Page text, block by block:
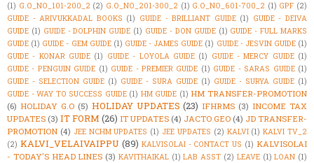
(1) G.O_NO_101-200_2 (2) G.O_NO_201-300_2 (1) G.O_NO_601-700_2 (1) GPF (2)
GUIDE - ARIVUKKADAL BOOKS (1) GUIDE - BRILLIANT GUIDE (1) GUIDE - DEIVA
GUIDE (1) GUIDE - DOLPHIN GUIDE (1) GUIDE - DON GUIDE (1) GUIDE - FULL MARKS
GUIDE (1) GUIDE - GEM GUIDE (1) GUIDE - JAMES GUIDE (1) GUIDE - JESVIN GUIDE (1)
GUIDE - KONAR GUIDE (1) GUIDE - LOYOLA GUIDE (1) GUIDE - MERCY GUIDE (1)
GUIDE - PENGUIN GUIDE (1) GUIDE - PREMIER GUIDE (1) GUIDE - SARAS GUIDE (1)
GUIDE - SELECTION GUIDE (1) GUIDE - SURA GUIDE (1) GUIDE - SURYA GUIDE (1)
GUIDE - WAY TO SUCCESS GUIDE (1) HM GUIDE (1) HM TRANSFER-PROMOTION
(6) HOLIDAY G.O (5) HOLIDAY UPDATES (23) IFHRMS (3) INCOME TAX
UPDATES (3) IT FORM (26) IT UPDATES (4) JACTO GEO (4) JD TRANSFER-
PROMOTION (4) JEE NCHM UPDATES (1) JEE UPDATES (2) KALVI (1) KALVI TV_2
(2) KALVI_VELAIVAIPPU (89) KALVISOLAI - CONTACT US (1) KALVISOLAI
- TODAY'S HEAD LINES (3) KAVITHAIKAL (1) LAB ASST (2) LEAVE (1) LOAN (1)